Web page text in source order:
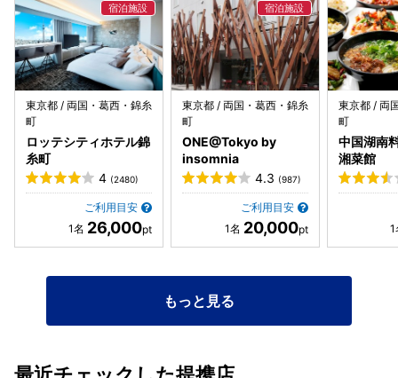
東京都 / 両国・葛西・錦糸
町
ロッテシティホテル錦
糸町
4 (2480)
ご利用目安
26,000
東京都 / 両国・葛西・錦糸
町
ONE@Tokyo by
insomnia
4.3 (987)
ご利用目安
20,000
東京都 / 両
町
中国湖南
湘菜館
もっと見る